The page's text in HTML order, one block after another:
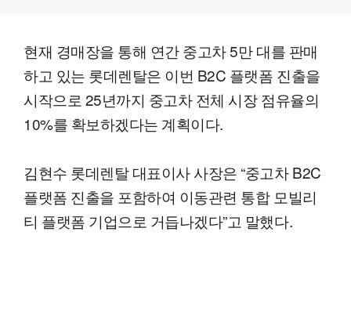
현재 경매장을 통해 연간 중고차 5만 대를 판매
하고 있는 롯데렌탈은 이번 B2C 플랫폼 진출을
시작으로 25년까지 중고차 전체 시장 점유율의
10%를 확보하겠다는 계획이다.
김현수 롯데렌탈 대표이사 사장은 “중고차 B2C
플랫폼 진출을 포함하여 이동관련 통합 모빌리
티 플랫폼 기업으로 거듭나겠다”고 말했다.